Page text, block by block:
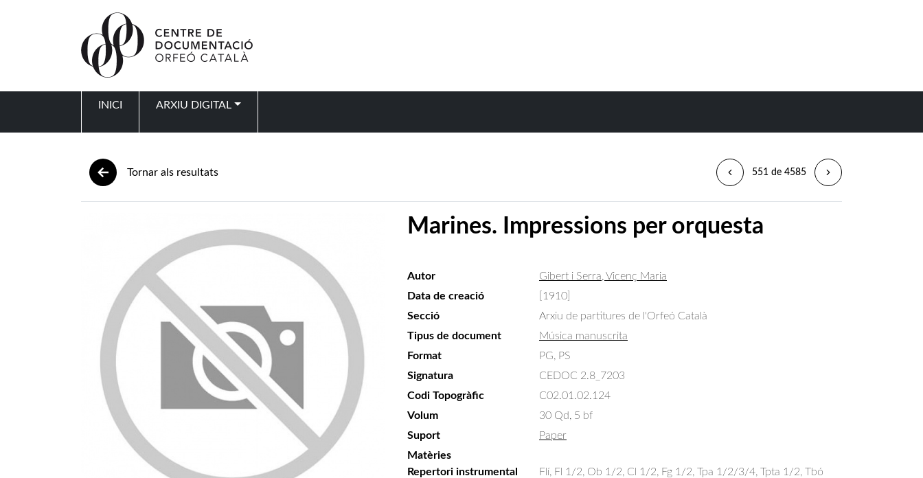
INICI ARXIU DIGITAL
Tornar als resultats 551 de 4585
Marines. Impressions per orquesta
Autor
Gibert i Serra, Vicenç Maria
Data de creació
[1910]
Secció
Arxiu de partitures de l'Orfeó Català
Tipus de document
Música manuscrita
Format
PG, PS
Signatura
CEDOC 2.8_7203
Codi Topogràfic
C02.01.02.124
Volum
30 Qd, 5 bf
Suport
Paper
Matèries
Repertori instrumental
Flí, Fl 1/2, Ob 1/2, Cl 1/2, Fg 1/2, Tpa 1/2/3/4, Tpta 1/2, Tbó